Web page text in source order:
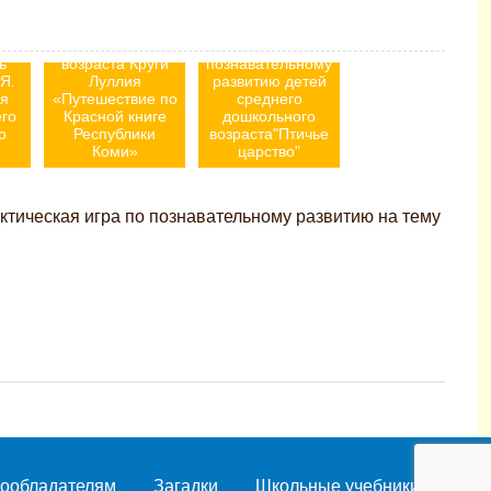
дошкольного
возраста Круги
Луллия
«Путешествие по
Красной книге
Республики
Коми»
Презентация по
познавательному
развитию детей
среднего
дошкольного
возраста"Птичье
царство"
игра по познавательному развитию на тему
Загадки Школьные учебники